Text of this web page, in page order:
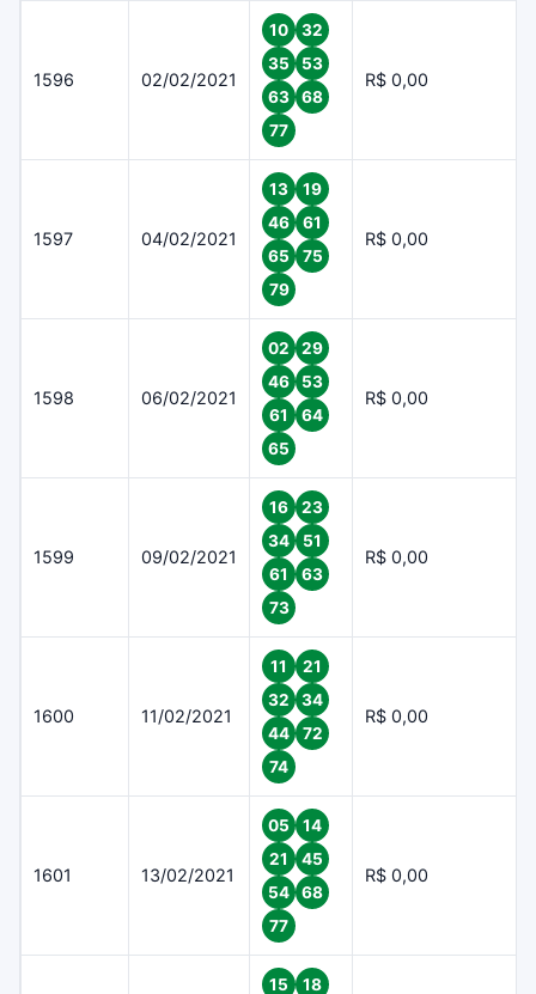
1596 02/02/2021
10
32
35
53
63
68
77
R$ 0,00
1597 04/02/2021
13
19
46
61
65
75
79
R$ 0,00
1598 06/02/2021
02
29
46
53
61
64
65
R$ 0,00
1599 09/02/2021
16
23
34
51
61
63
73
R$ 0,00
1600 11/02/2021
11
21
32
34
44
72
74
R$ 0,00
1601 13/02/2021
05
14
21
45
54
68
77
R$ 0,00
15 18